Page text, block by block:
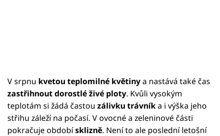
V srpnu kvetou teplomilné květinya nastává také čas
zastřihnout dorostlé živé ploty. Kvůli vysokým
teplotám si žádá častou zálivku trávníka i výška jeho
střihu záleží na počasí. V ovocné a zeleninové části
pokračuje obdobísklizně. Není to ale poslední letošní